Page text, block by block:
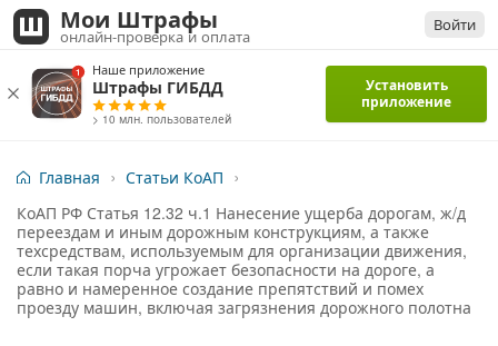
Мои Штрафы
онлайн-проверка и оплата
Войти
Наше приложение
Штрафы ГИБДД
> 10 млн. пользователей
Установить
приложение
Главная
Статьи КоАП
КоАП РФ Статья 12.32 ч.1 Нанесение ущерба дорогам, ж/д
переездам и иным дорожным конструкциям, а также
техсредствам, используемым для организации движения,
если такая порча угрожает безопасности на дороге, а
равно и намеренное создание препятствий и помех
проезду машин, включая загрязнения дорожного полотна